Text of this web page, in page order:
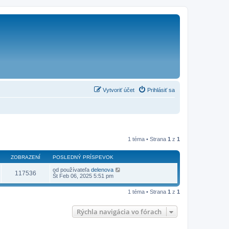
Prihlásiť sa
Vytvoriť účet
1 téma • Strana 1 z 1
ZOBRAZENÍ POSLEDNÝ PRÍSPEVOK
117536 od používateľa delenova
Št Feb 06, 2025 5:51 pm
1 téma • Strana 1 z 1
Rýchla navigácia vo fórach